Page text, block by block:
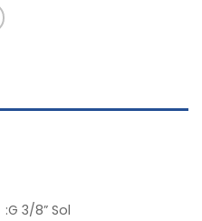
:G 3/8” Sol